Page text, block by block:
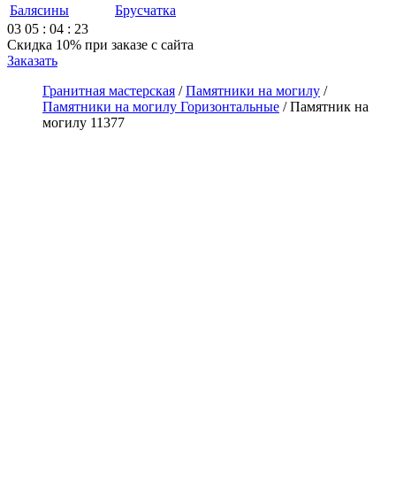
Балясины
Брусчатка
03 05 : 04 : 23
Скидка 10% при заказе с сайта
Заказать
Гранитная мастерская /Памятники на могилу /
Памятники на могилу Горизонтальные /Памятник на
могилу 11377